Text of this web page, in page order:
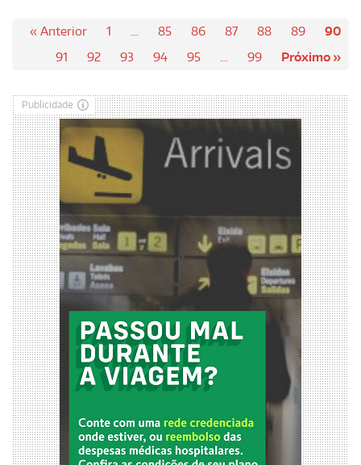
« Anterior 1 … 85 86 87 88 89
90
91
92 93 94 95 … 99 Próximo »
Publicidade